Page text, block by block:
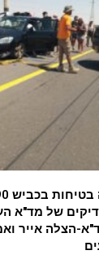
של מד"א
הצלה אייר